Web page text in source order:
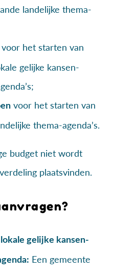
landelijke thema-
het starten van
gelijke kansen-
voor het starten van
thema-agenda’s.
budget niet wordt
plaatsvinden.
gelijke kansen-
Een gemeente